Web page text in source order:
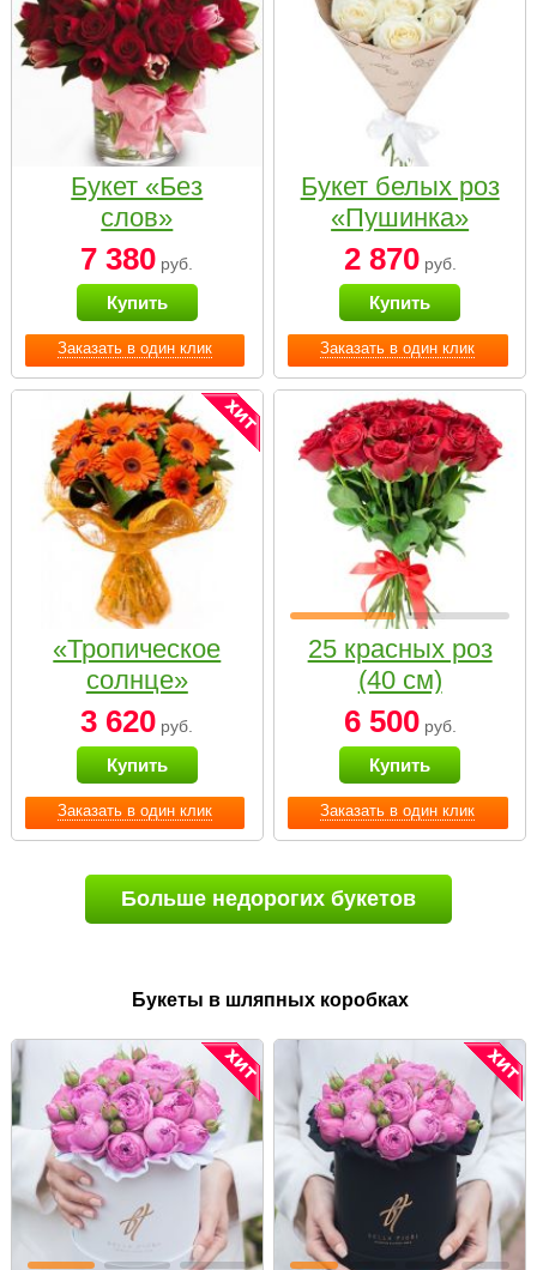
Заказать в один клик
Букет «Без
слов»
7 380 руб.
Купить
Заказать в один клик
Букет белых роз
«Пушинка»
2 870руб.
Купить
Заказать в один клик
«Тропическое
солнце»
3 620 руб.
Купить
Заказать в один клик
25 красных роз
(40 см)
6 500руб.
Купить
Больше недорогих букетов
Букеты в шляпных коробках